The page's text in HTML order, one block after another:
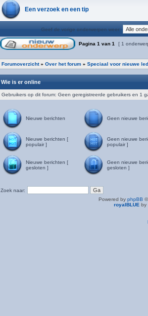
Een verzoek en een tip
Geef de vorige onderwerpen weer:
Pagina 1 van 1 [ 1
Forumoverzicht» Over het forum » Speciaal voor nieuwe
Wie is er online
Gebruikers op dit forum: Geen geregistreerde gebruikers en 1
Nieuwe berichten Geen nieuwe
Nieuwe berichten [
populair ]
Geen nieuwe
populair ]
Nieuwe berichten [
gesloten ]
Geen nieuwe
gesloten ]
Zoek naar:
Powered by phpBB
royalBLUE by